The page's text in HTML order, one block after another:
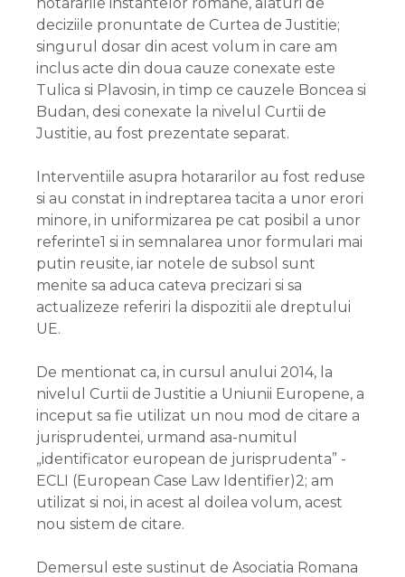
deciziile pronuntate de Curtea de Justitie;
singurul dosar din acest volum in care am
inclus acte din doua cauze conexate este
Tulica si Plavosin, in timp ce cauzele Boncea si
Budan, desi conexate la nivelul Curtii de
Justitie, au fost prezentate separat.
Interventiile asupra hotararilor au fost reduse
si au constat in indreptarea tacita a unor erori
minore, in uniformizarea pe cat posibil a unor
referinte1 si in semnalarea unor formulari mai
putin reusite, iar notele de subsol sunt
menite sa aduca cateva precizari si sa
actualizeze referiri la dispozitii ale dreptului
UE.
De mentionat ca, in cursul anului 2014, la
nivelul Curtii de Justitie a Uniunii Europene, a
inceput sa fie utilizat un nou mod de citare a
jurisprudentei, urmand asa-numitul
„identificator european de jurisprudenta” -
ECLI (European Case Law Identifier)2; am
utilizat si noi, in acest al doilea volum, acest
nou sistem de citare.
Demersul este sustinut de Asociatia Romana